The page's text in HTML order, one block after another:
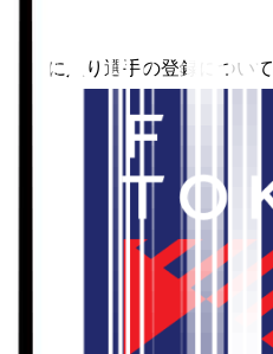
お気に入り選手の登録について